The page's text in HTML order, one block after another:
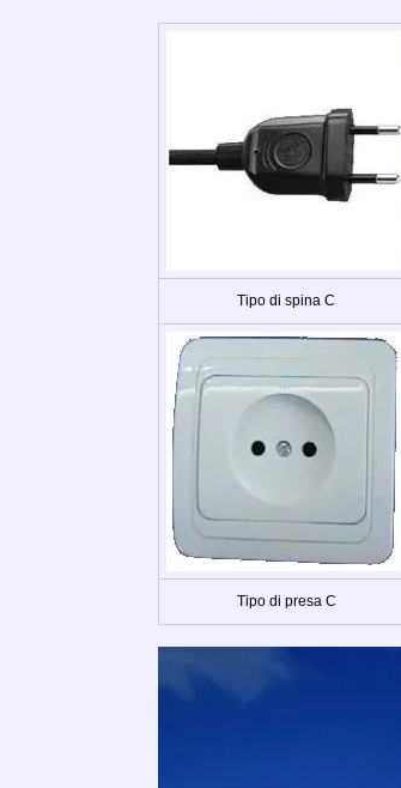
Tipo di spina C
Tipo di presa C